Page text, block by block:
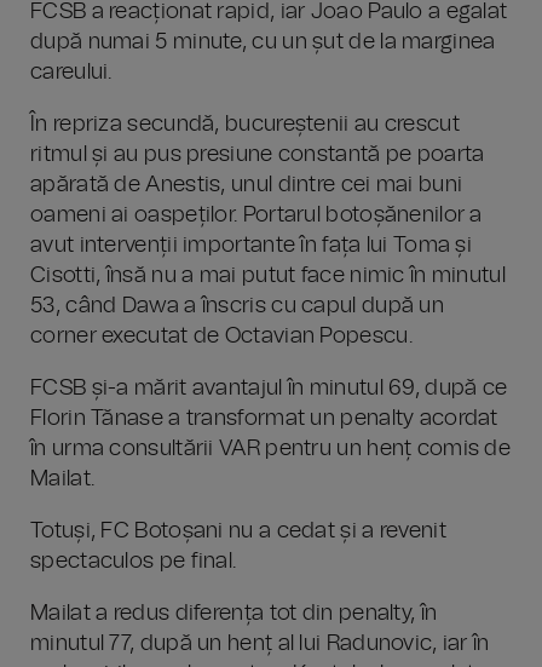
FCSB a reacționat rapid, iar Joao Paulo a egalat
după numai 5 minute, cu un șut de la marginea
careului.
În repriza secundă, bucureștenii au crescut
ritmul și au pus presiune constantă pe poarta
apărată de Anestis, unul dintre cei mai buni
oameni ai oaspeților. Portarul botoșănenilor a
avut intervenții importante în fața lui Toma și
Cisotti, însă nu a mai putut face nimic în minutul
53, când Dawa a înscris cu capul după un
corner executat de Octavian Popescu.
FCSB și-a mărit avantajul în minutul 69, după ce
Florin Tănase a transformat un penalty acordat
în urma consultării VAR pentru un henț comis de
Mailat.
Totuși, FC Botoșani nu a cedat și a revenit
spectaculos pe final.
Mailat a redus diferența tot din penalty, în
minutul 77, după un henț al lui Radunovic, iar în